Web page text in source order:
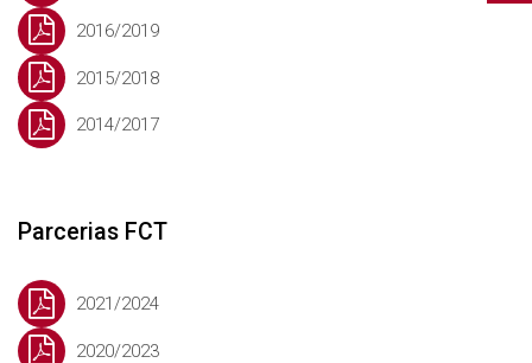
2016/2019
2015/2018
2014/2017
Parcerias FCT
2021/2024
2020/2023